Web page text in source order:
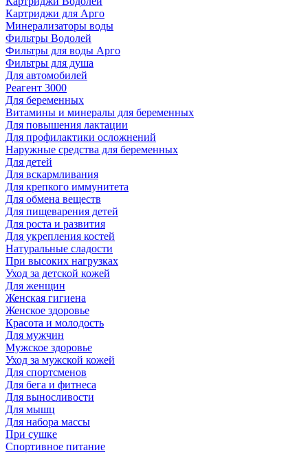
Картриджи для Арго
Минерализаторы воды
Фильтры Водолей
Фильтры для воды Арго
Фильтры для душа
Для автомобилей
Реагент 3000
Для беременных
Витамины и минералы для беременных
Для повышения лактации
Для профилактики осложнений
Наружные средства для беременных
Для детей
Для вскармливания
Для крепкого иммунитета
Для обмена веществ
Для пищеварения детей
Для роста и развития
Для укрепления костей
Натуральные сладости
При высоких нагрузках
Уход за детской кожей
Для женщин
Женская гигиена
Женское здоровье
Красота и молодость
Для мужчин
Мужское здоровье
Уход за мужской кожей
Для спортсменов
Для бега и фитнеса
Для выносливости
Для мышц
Для набора массы
При сушке
Спортивное питание